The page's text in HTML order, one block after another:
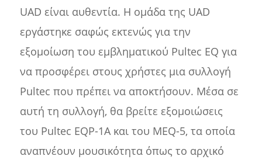
UAD είναι αυθεντία. Η ομάδα της UAD
εργάστηκε σαφώς εκτενώς για την
εξομοίωση του εμβληματικού Pultec EQ για
να προσφέρει στους χρήστες μια συλλογή
Pultec που πρέπει να αποκτήσουν. Μέσα σε
αυτή τη συλλογή, θα βρείτε εξομοιώσεις
του Pultec EQP-1A και του MEQ-5, τα οποία
αναπνέουν μουσικότητα όπως το αρχικό